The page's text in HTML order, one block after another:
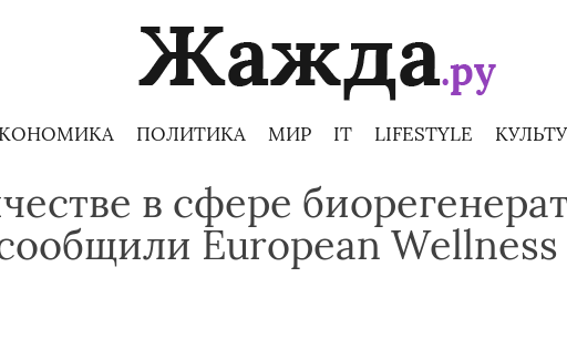
ПОЛИТИКА МИР IT LIFESTYLE
в сфере
European